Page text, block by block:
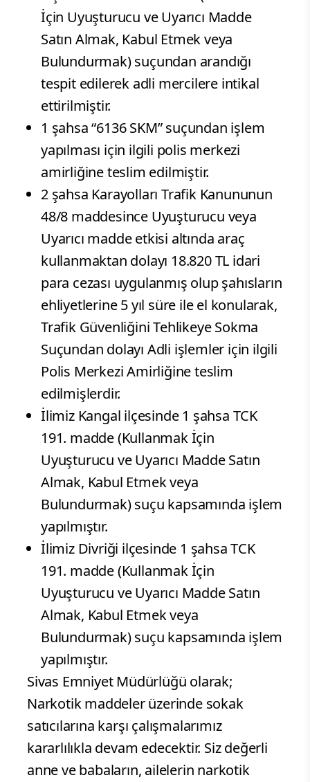
İçin Uyuşturucu ve Uyarıcı Madde
Satın Almak, Kabul Etmek veya
Bulundurmak) suçundan arandığı
tespit edilerek adli mercilere intikal
ettirilmiştir.
1 şahsa “6136 SKM” suçundan işlem
yapılması için ilgili polis merkezi
amirliğine teslim edilmiştir.
2 şahsa Karayolları Trafik Kanununun
48/8 maddesince Uyuşturucu veya
Uyarıcı madde etkisi altında araç
kullanmaktan dolayı 18.820 TL idari
para cezası uygulanmış olup şahısların
ehliyetlerine 5 yıl süre ile el konularak,
Trafik Güvenliğini Tehlikeye Sokma
Suçundan dolayı Adli işlemler için ilgili
Polis Merkezi Amirliğine teslim
edilmişlerdir.
İlimiz Kangal ilçesinde 1 şahsa TCK
191. madde (Kullanmak İçin
Uyuşturucu ve Uyarıcı Madde Satın
Almak, Kabul Etmek veya
Bulundurmak) suçu kapsamında işlem
yapılmıştır.
İlimiz Divriği ilçesinde 1 şahsa TCK
191. madde (Kullanmak İçin
Uyuşturucu ve Uyarıcı Madde Satın
Almak, Kabul Etmek veya
Bulundurmak) suçu kapsamında işlem
yapılmıştır.
Sivas Emniyet Müdürlüğü olarak;
Narkotik maddeler üzerinde sokak
satıcılarına karşı çalışmalarımız
kararlılıkla devam edecektir. Siz değerli
anne ve babaların, ailelerin narkotik